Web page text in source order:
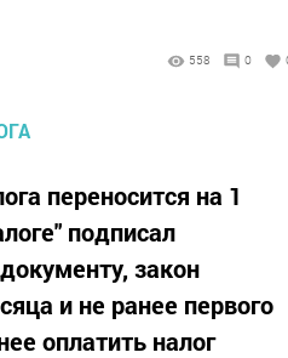
558 0
переносится на 1
подписал
закон
и не ранее первого
оплатить налог